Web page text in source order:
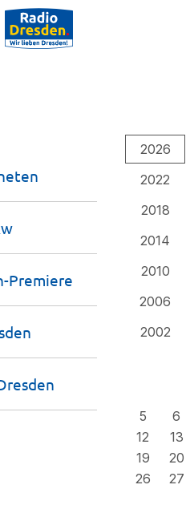
2026
2022
2018
2014
2010
2006
2002
5
6
12
13
19
20
26
27
Premiere